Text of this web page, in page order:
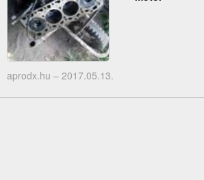
aprodx.hu – 2017.05.13.